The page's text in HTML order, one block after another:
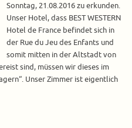
Sonntag, 21.08.2016 zu erkunden.
Unser Hotel, dass BEST WESTERN
Hotel de France befindet sich in
der Rue du Jeu des Enfants und
somit mitten in der Altstadt von
sind, müssen wir dieses im
Unser Zimmer ist eigentlich